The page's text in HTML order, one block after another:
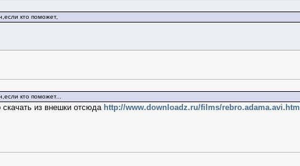
кто поможет,
кто поможет...
из внешки отсюда http://www.downloadz.ru/films/rebro.adama.avi.html